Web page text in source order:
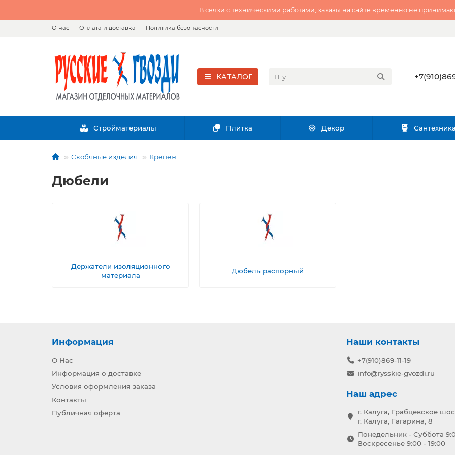
В связи с техническими работами, заказы на сайте временно не
О нас Оплата и доставка Политика безопасности
КАТАЛОГ
Стройматериалы Плитка Декор Сантехника
Скобяные изделия Крепеж
Дюбели
Держатели изоляционного
материала
Дюбель распорный
Информация
О Нас
Информация о доставке
Условия оформления заказа
Контакты
Публичная оферта
Наши контакты
+7(910)869-11-19
info@rysskie-gvozdi.ru
Наш адрес
г. Калуга, Грабцевское
г. Калуга, Гагарина, 8
Понедельник - Суббота
Воскресенье 9:00 - 19:00